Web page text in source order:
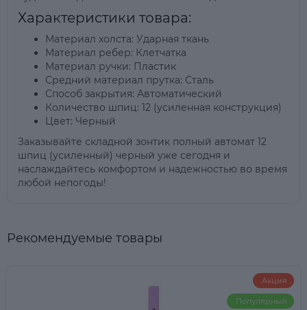
Характеристики товара:
Материал холста: Ударная ткань
Материал ребер: Клетчатка
Материал ручки: Пластик
Средний материал прутка: Сталь
Способ закрытия: Автоматический
Количество шпиц: 12 (усиленная конструкция)
Цвет: Черный
Заказывайте складной зонтик полный автомат 12
шпиц (усиленный) черный уже сегодня и
наслаждайтесь комфортом и надежностью во время
любой непогоды!
Рекомендуемые товары
Акция
Популярный